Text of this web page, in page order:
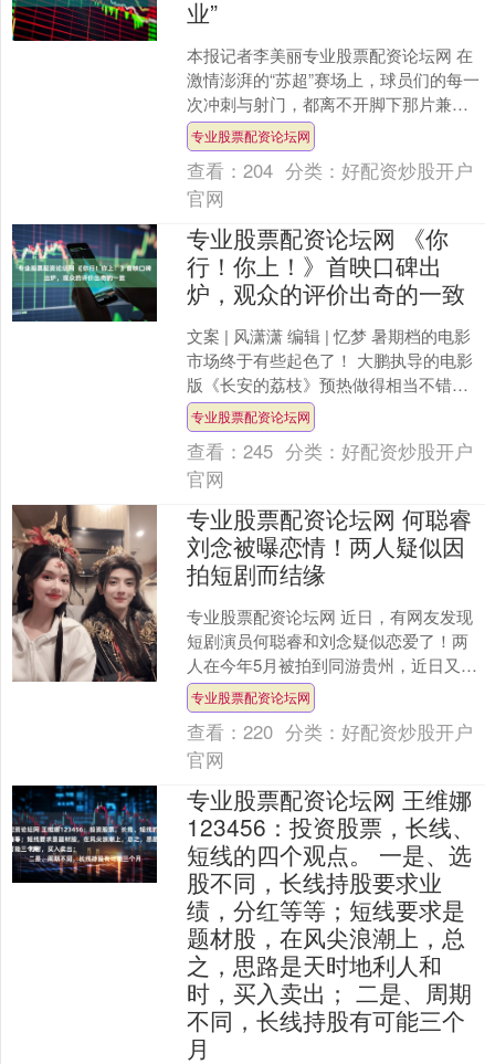
业”
本报记者李美丽专业股票配资论坛网 在
激情澎湃的“苏超”赛场上，球员们的每一
次冲刺与射门，都离不开脚下那片兼具
弹性与韧性的绿茵场地。这些草坪大多
源自江苏省句容市后....
专业股票配资论坛网
查看：204 分类：好配资炒股开户
官网
专业股票配资论坛网 《你
行！你上！》首映口碑出
炉，观众的评价出奇的一致
文案 | 风潇潇 编辑 | 忆梦 暑期档的电影
市场终于有些起色了！ 大鹏执导的电影
版《长安的荔枝》预热做得相当不错，
上映首日累计票房就已经突破 7100 万，
预....
专业股票配资论坛网
查看：245 分类：好配资炒股开户
官网
专业股票配资论坛网 何聪睿
刘念被曝恋情！两人疑似因
拍短剧而结缘
专业股票配资论坛网 近日，有网友发现
短剧演员何聪睿和刘念疑似恋爱了！两
人在今年5月被拍到同游贵州，近日又被
拍到一起去看陈奕迅演唱会。两人在陈
奕迅的演唱会上，何聪....
专业股票配资论坛网
查看：220 分类：好配资炒股开户
官网
专业股票配资论坛网 王维娜
123456：投资股票，长线、
短线的四个观点。 一是、选
股不同，长线持股要求业
绩，分红等等；短线要求是
题材股，在风尖浪潮上，总
之，思路是天时地利人和
时，买入卖出； 二是、周期
不同，长线持股有可能三个
月